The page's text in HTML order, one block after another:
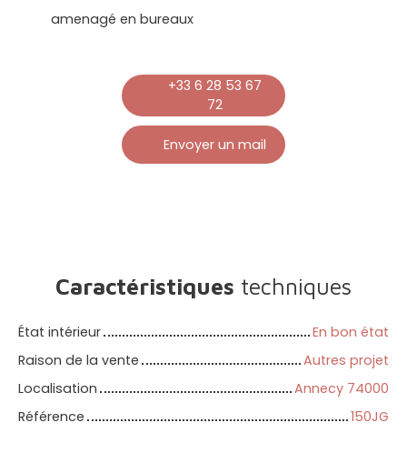
amenagé en bureaux
+33 6 28 53 67
72
Envoyer un mail
Caractéristiques techniques
État intérieur
En bon état
Raison de la vente
Autres projet
Localisation
Annecy 74000
Référence
150JG